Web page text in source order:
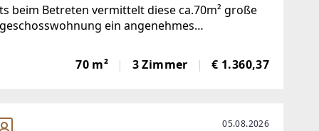
beim Betreten vermittelt diese ca.70m² große
ein angenehmes
mit direktem Zugang zur Dachterrasse bildet
der Wohnung und schafft ein
70 m² 3 Zimmer € 1.360,37
05.08.2026